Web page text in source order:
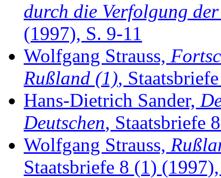
durch die Verfolgung
(1997), S. 9-11
Wolfgang Strauss,
Rußland (1),
Hans-Dietrich Sander,
Deutschen, Staatsbriefe
Wolfgang Strauss,
Staatsbriefe 8 (1)